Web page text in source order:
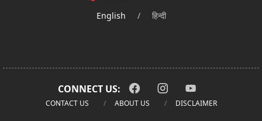
English / हिन्दी
CONNECT US:
CONTACT US ABOUT US DISCLAIMER